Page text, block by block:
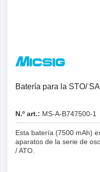
Batería para la STO/
N.º art.: MS-A-B747500-1
Esta batería (7500 mAh)
aparatos de la serie de
/ ATO.